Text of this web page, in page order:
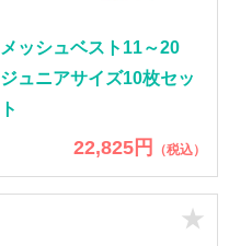
メッシュベスト11～20
ジュニアサイズ10枚セッ
ト
22,825円 （税込）
★